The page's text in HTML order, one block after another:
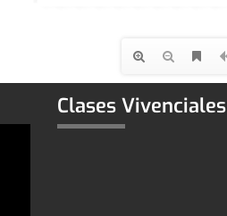
Clases Vivenciales